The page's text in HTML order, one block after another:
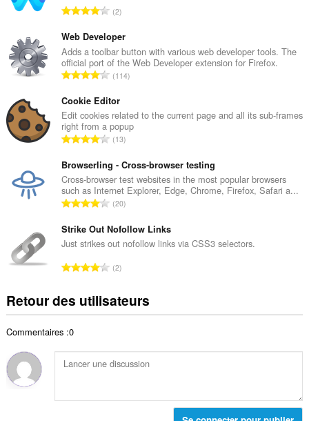
N
m
b
r
e
o
t
a
d
e
n
o
e
s
2
Web Developer
Adds a toolbar button with various web developer tools. The
official port of the Web Developer extension for Firefox.
N
m
b
r
e
o
t
a
d
e
o
e
s
114
Cookie Editor
Edit cookies related to the current page and all its sub-frames
right from a popup
N
m
b
r
e
o
t
a
e
n
e
s
13
Browserling - Cross-browser testing
Cross-browser test websites in the most popular browsers
such as Internet Explorer, Edge, Chrome, Firefox, Safari a...
N
m
b
e
o
t
d
e
20
Strike Out Nofollow Links
Just strikes out nofollow links via CSS3 selectors.
N
b
t
o
l
2
Retour des utilisateurs
Commentaires :0